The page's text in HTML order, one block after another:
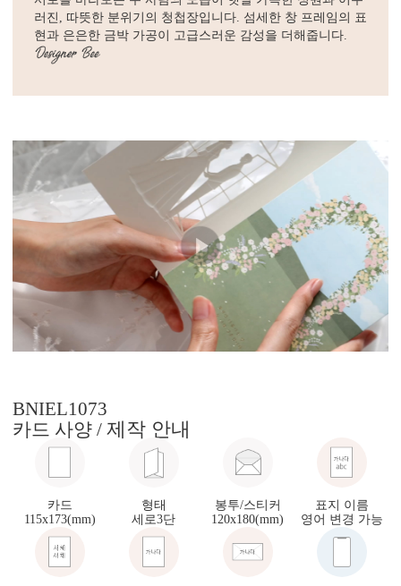
러진, 따뜻한 분위기의 청첩장입니다. 섬세한 창 프레임의 표
현과 은은한 금박 가공이 고급스러운 감성을 더해줍니다.
BNIEL1073
카드 사양 / 제작 안내
카드
115x173(mm)
형태
세로3단
봉투/스티커
120x180(mm)
표지 이름
영어 변경 가능